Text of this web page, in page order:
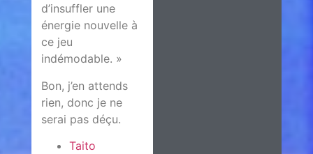
d’insuffler une
énergie nouvelle à
ce jeu
indémodable. »
Bon, j’en attends
rien, donc je ne
serai pas déçu.
Taito